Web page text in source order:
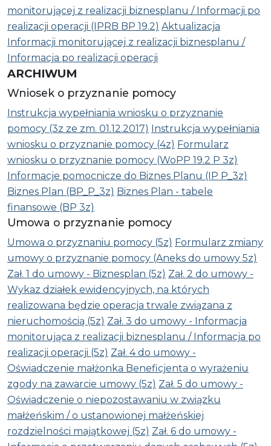
monitorującej z realizacji biznesplanu / Informacji po
realizacji operacji (IPRB BP 19.2) Aktualizacja
Informacji monitorującej z realizacji biznesplanu /
Informacja po realizacji operacji
ARCHIWUM
Wniosek o przyznanie pomocy
Instrukcja wypełniania wniosku o przyznanie
pomocy (3z ze zm. 01.12.2017) Instrukcja wypełniania
wniosku o przyznanie pomocy (4z) Formularz
wniosku o przyznanie pomocy (WoPP 19.2 P 3z)
Informacje pomocnicze do Biznes Planu (IP P_3z)
Biznes Plan (BP_P_3z) Biznes Plan - tabele
finansowe (BP 3z)
Umowa o przyznanie pomocy
Umowa o przyznaniu pomocy (5z) Formularz zmiany
umowy o przyznanie pomocy (Aneks do umowy 5z)
Zał. 1 do umowy - Biznesplan (5z) Zał. 2 do umowy -
Wykaz działek ewidencyjnych, na których
realizowana będzie operacja trwale związana z
nieruchomością (5z) Zał. 3 do umowy - Informacja
monitorująca z realizacji biznesplanu / Informacja po
realizacji operacji (5z) Zał. 4 do umowy -
Oświadczenie małżonka Beneficjenta o wyrażeniu
zgody na zawarcie umowy (5z) Zał. 5 do umowy -
Oświadczenie o niepozostawaniu w związku
małżeńskim / o ustanowionej małżeńskiej
rozdzielności majątkowej (5z) Zał. 6 do umowy -